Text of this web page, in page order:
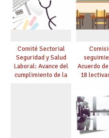
Comité Sectorial
Seguridad y Salud
Laboral: Avance del
cumplimiento de la
Acuerdo
18
mayores
en